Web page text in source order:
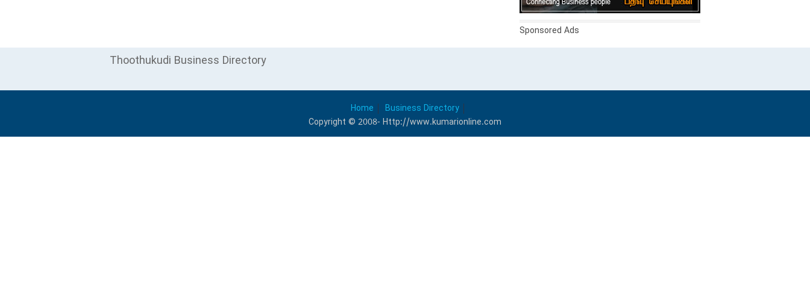
Sponsored Ads
Thoothukudi Business Directory
Home
Business Directory
Copyright © 2008- Http://www.kumarionline.com